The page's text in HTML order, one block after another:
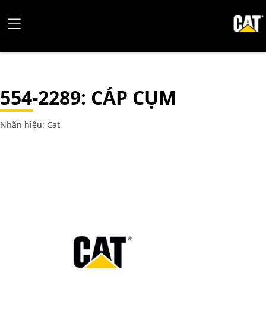
554-2289: CÁP CỤM
Nhãn hiệu: Cat